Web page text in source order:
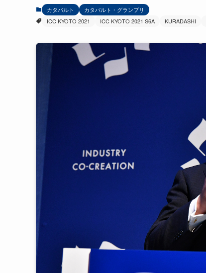
カタパルト
カタパルト・グランプリ
ICC KYOTO 2021
ICC KYOTO 2021 S6A KURADASHI